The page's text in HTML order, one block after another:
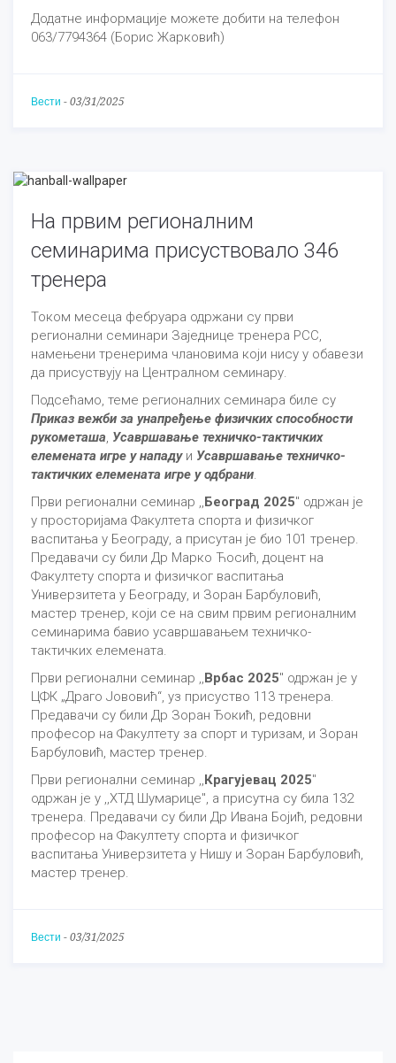
Додатне информације можете добити на телефон
063/7794364 (Борис Жарковић)
Вести - 03/31/2025
На првим регионалним
семинарима присуствовало 346
тренера
Током месеца фебруара одржани су први
регионални семинари Заједнице тренера РСС,
намењени тренерима члановима који нису у обавези
да присуствују на Централном семинару.
Подсећамо, теме регионалних семинара биле су
Приказ вежби за унапређење физичких способности
рукометаша, Усавршавање техничко-тактичких
елемената игре у нападуи Усавршавање техничко-
тактичких елемената игре у одбрани.
Први регионални семинар ,,Београд 2025" одржан је
у просторијама Факултета спорта и физичког
васпитања у Београду, а присутан је био 101 тренер.
Предавачи су били Др Марко Ћосић, доцент на
Факултету спорта и физичког васпитања
Универзитета у Београду, и Зоран Барбуловић,
мастер тренер, који се на свим првим регионалним
семинарима бавио усавршавањем техничко-
тактичких елемената.
Први регионални семинар ,,Врбас 2025" одржан је у
ЦФК „Драго Јововић“, уз присуство 113 тренера.
Предавачи су били Др Зоран Ђокић, редовни
професор на Факултету за спорт и туризам, и Зоран
Барбуловић, мастер тренер.
Први регионални семинар ,,Крагујевац 2025"
одржан је у ,,ХТД Шумарице", а присутна су била 132
тренера. Предавачи су били Др Ивана Бојић, редовни
професор на Факултету спорта и физичког
васпитања Универзитета у Нишу и Зоран Барбуловић,
мастер тренер.
Вести - 03/31/2025